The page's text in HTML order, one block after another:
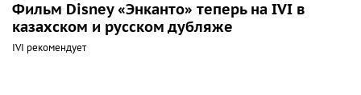
Фильм Disney «Энканто» теперь на IVI в
казахском и русском дубляже
IVI рекомендует